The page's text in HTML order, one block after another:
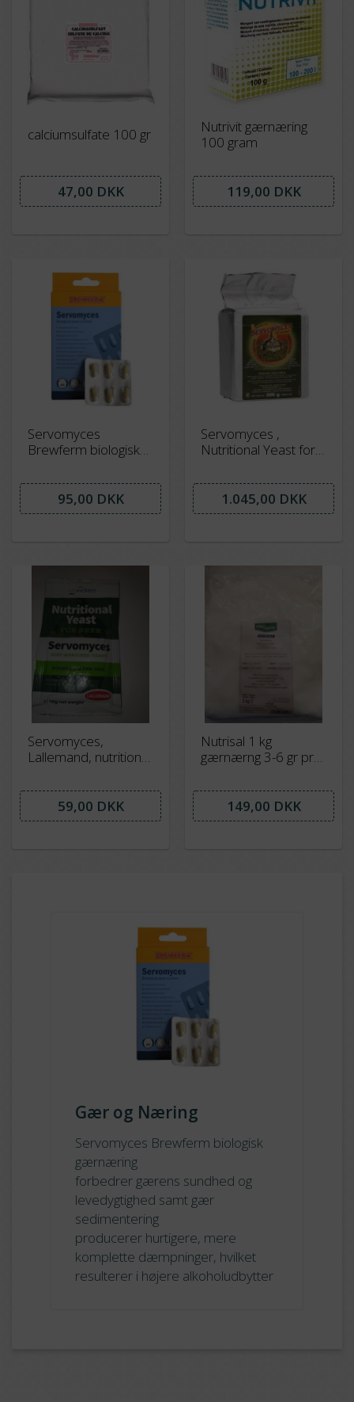
calciumsulfate 100 gr
47,00 DKK
Nutrivit gærnæring
100 gram
119,00 DKK
Servomyces
Brewferm biologisk
forudbestilling -
kommer i januar
95,00 DKK
Servomyces ,
Nutritional Yeast for
gram
1.045,00 DKK
Servomyces,
Lallemand, nutritional
super godt ! NYHED !
59,00 DKK
Nutrisal 1 kg
gærnærng 3-6 gr pr
149,00 DKK
Gær og Næring
Servomyces Brewferm biologisk
gærnæring
forbedrer gærens sundhed og
levedygtighed samt gær
sedimentering
producerer hurtigere, mere
komplette dæmpninger, hvilket
resulterer i højere alkoholudbytter